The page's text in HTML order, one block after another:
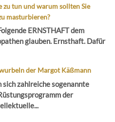
tun und warum sollten Sie
masturbieren?
ERNSTHAFT dem
glauben. Ernsthaft. Dafür
der Margot Käßmann
zahlreiche sogenannte
der